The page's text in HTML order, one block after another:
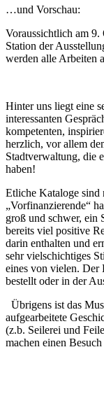
…und Vorschau:
Voraussichtlich am
Station der
werden alle Arbeiten
Hinter uns liegt eine
interessanten
kompetenten,
herzlich, vor allem
Stadtverwaltung, die
haben!
Etliche Kataloge sind
„Vorfinanzierende“
groß und schwer, ein
bereits viel positive
darin enthalten und
sehr vielschichtiges
eines von vielen. Der
bestellt oder in der
Übrigens ist das
aufgearbeitete
(z.b. Seilerei und
machen einen